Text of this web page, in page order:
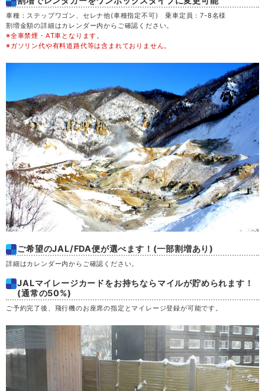
木 20
金 21
日 23
月 24
火
水 26
木 27
金 28
土 29
月 31
車種：ステップワゴン、セレナ他(車種指定不可) 乗車定員：7-8名様
割増金額の詳細はカレンダー内からご確認ください。
※全車禁煙・AT車となります。
※ガソリン代や有料道路代等は含まれておりません。
ご希望のJAL/FDA便が選べます！(一部割増あり)
詳細はカレンダー内からご確認ください。
JALマイレージカードをお持ちならマイルが貯められます！
(通常の50%)
ご予約完了後、飛行機のお座席の指定とマイレージ登録が可能です。